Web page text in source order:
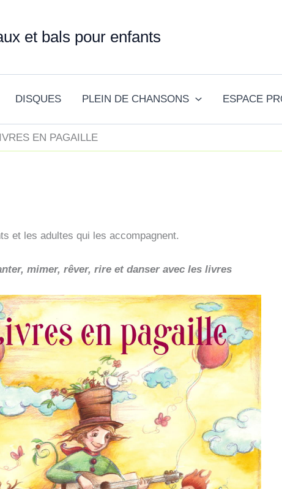
et bals pour enfants
DISQUES PLEIN DE CHANSONS ESPACE
EN PAGAILLE
et les adultes qui les accompagnent.
mimer, rêver, rire et danser avec les livres